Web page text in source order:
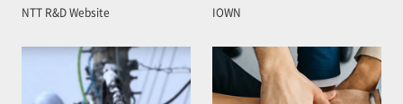
NTT R&D Website IOWN